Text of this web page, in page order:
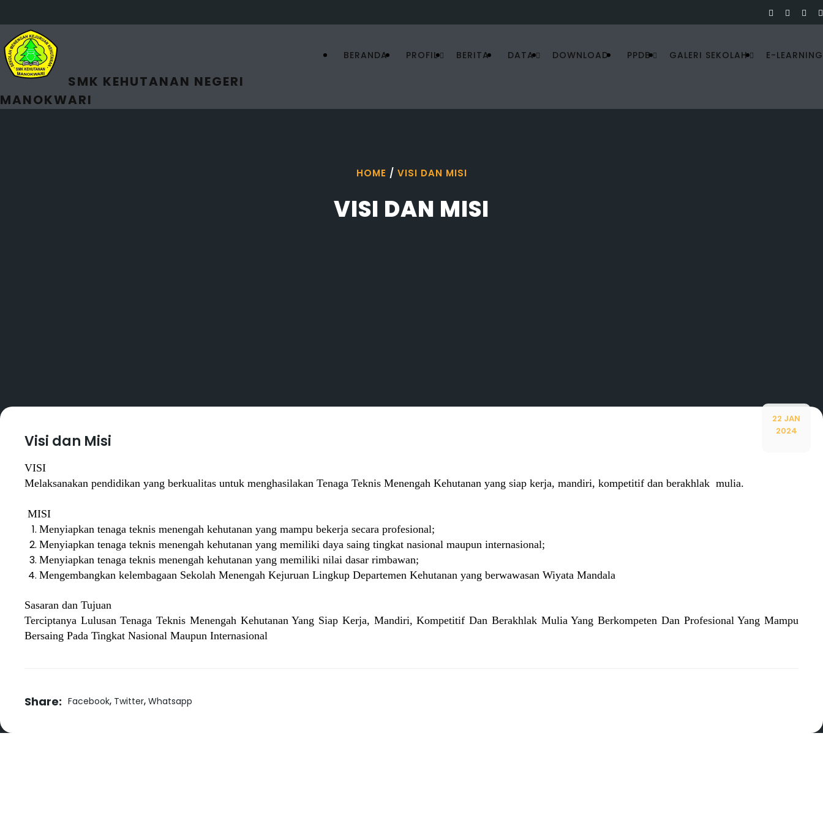
SMK KEHUTANAN NEGERI
MANOKWARI
BERANDA PROFIL BERITA DATA DOWNLOAD PPDB GALERI SEKOLAH E-LEARNING
HOME / VISI DAN MISI
VISI DAN MISI
22 JAN
2024
Visi dan Misi
VISI
Melaksanakan pendidikan yang berkualitas untuk menghasilakan Tenaga Teknis Menengah Kehutanan yang siap kerja, mandiri, kompetitif dan berakhlak mulia.
MISI
Menyiapkan tenaga teknis menengah kehutanan yang mampu bekerja secara profesional;
Menyiapkan tenaga teknis menengah kehutanan yang memiliki daya saing tingkat nasional maupun internasional;
Menyiapkan tenaga teknis menengah kehutanan yang memiliki nilai dasar rimbawan;
Mengembangkan kelembagaan Sekolah Menengah Kejuruan Lingkup Departemen Kehutanan yang berwawasan Wiyata Mandala
Sasaran dan Tujuan
Terciptanya Lulusan Tenaga Teknis Menengah Kehutanan Yang Siap Kerja, Mandiri, Kompetitif Dan Berakhlak Mulia Yang Berkompeten Dan Profesional Yang Mampu
Bersaing Pada Tingkat Nasional Maupun Internasional
Share: Facebook, Twitter, Whatsapp